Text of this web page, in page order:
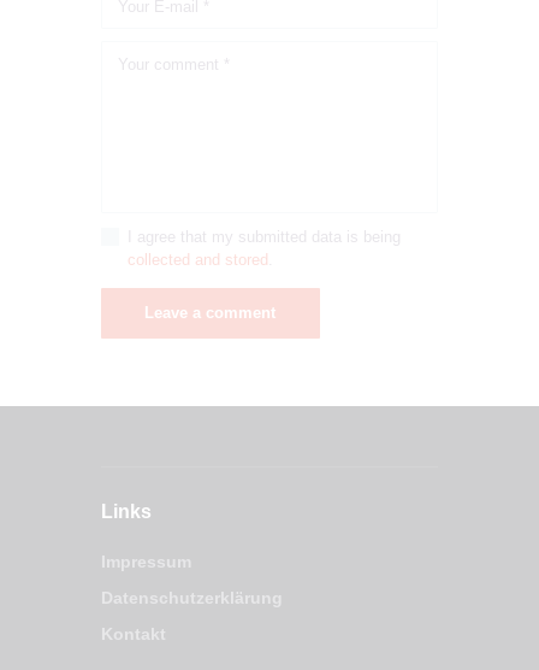
I agree that my submitted data is being
collected and stored
Links
Impressum
Datenschutzerklärung
Kontakt